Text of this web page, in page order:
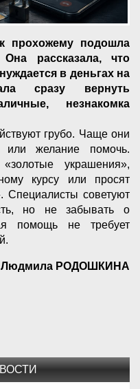
прохожему подошла
рассказала, что
в деньгах на
сразу вернуть
незнакомка
грубо. Чаще они
или желание помочь.
украшения»,
курсу или просят
Специалисты советуют
но не забывать о
помощь не требует
Людмила РОДОШКИНА